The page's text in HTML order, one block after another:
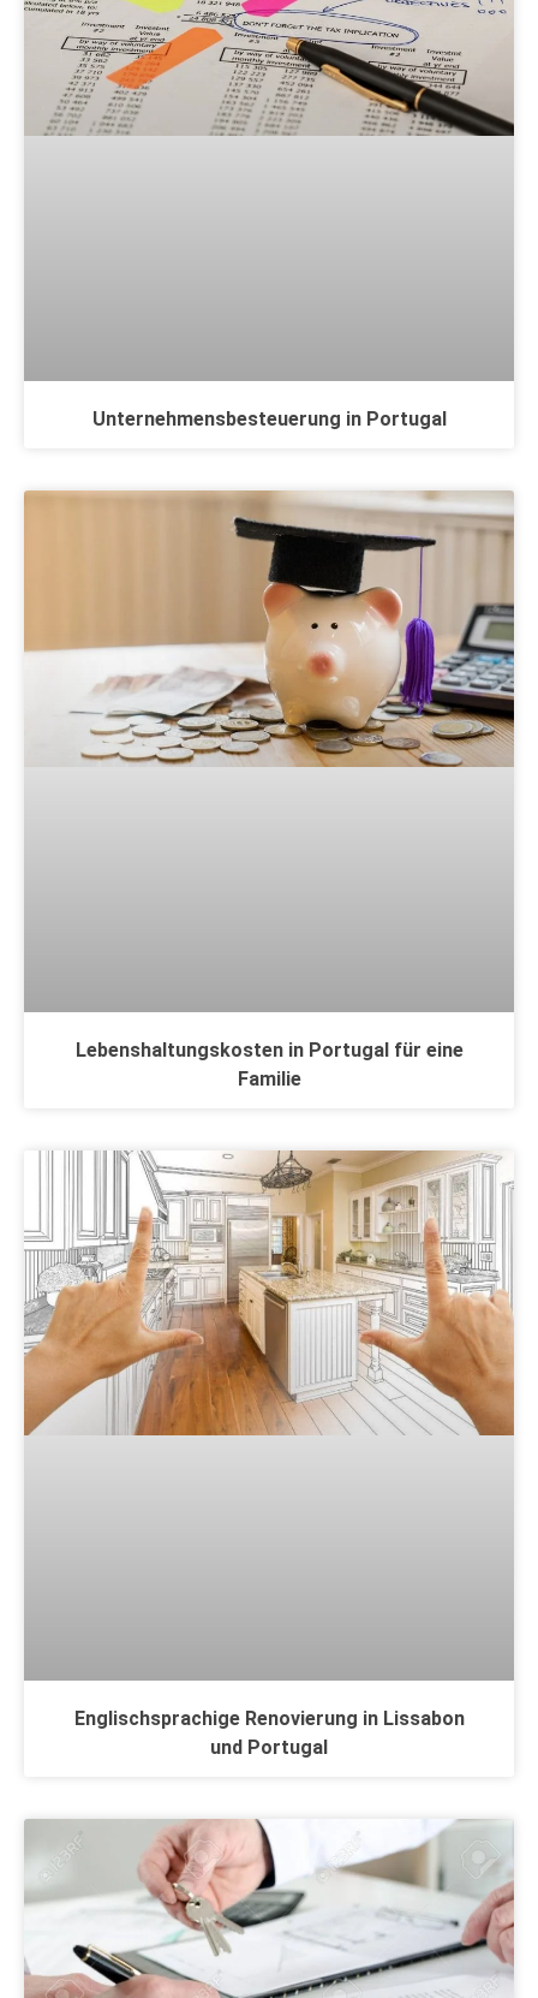
Unternehmensbesteuerung in Portugal
Lebenshaltungskosten in Portugal für eine
Familie
Englischsprachige Renovierung in Lissabon
und Portugal